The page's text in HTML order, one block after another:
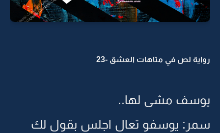
رواية لص في متاهات العشق -23
يوسف مشى لها..
سمر: يوسفو تعال اجلس بقول لك